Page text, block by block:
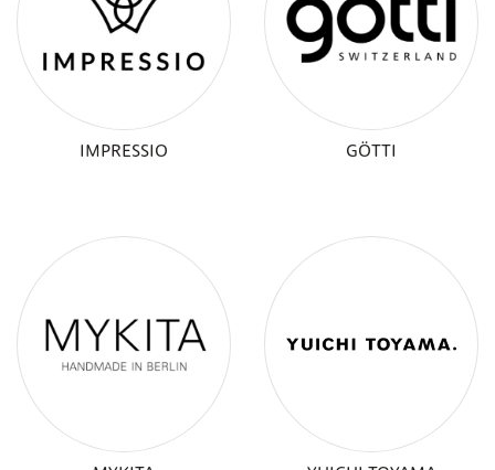
IMPRESSIO GÖTTI